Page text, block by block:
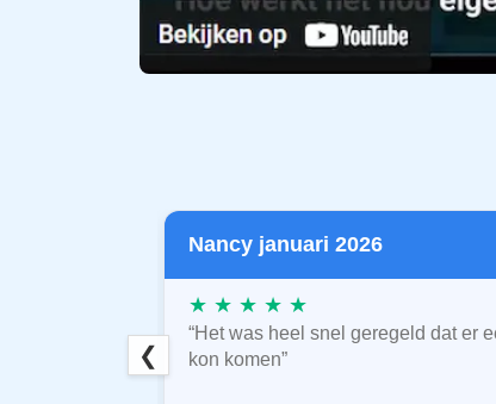
Nancy januari 2026
★ ★ ★ ★ ★
“Het was heel snel geregeld dat er
kon komen”
❮